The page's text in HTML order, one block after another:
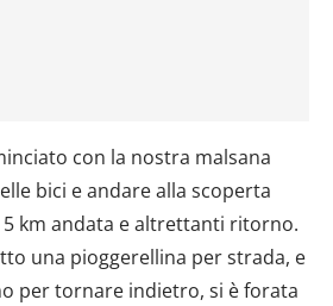
con la nostra malsana
bici e andare alla scoperta
5 km andata e altrettanti ritorno.
una pioggerellina per strada, e
per tornare indietro, si è forata